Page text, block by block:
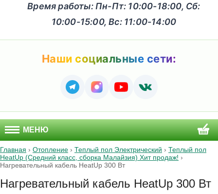
Время работы: Пн-Пт: 10:00-18:00, Сб:
10:00-15:00, Вс: 11:00-14:00
Наши социальные сети:
МЕНЮ
Главная › Отопление › Теплый пол Электрический › Теплый пол
HeatUp (Средний класс, сборка Малайзия) Хит продаж! ›
Нагревательный кабель HeatUp 300 Вт
Нагревательный кабель HeatUp 300 Вт